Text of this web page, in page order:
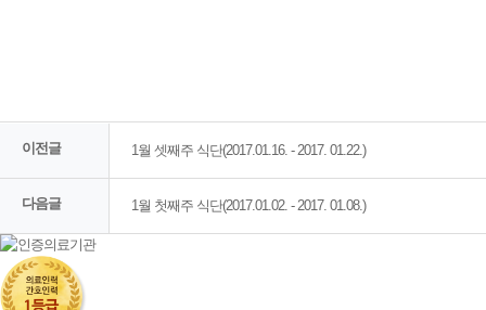
이전글 1월 셋째주 식단(2017.01.16. - 2017. 01.22.)
다음글 1월 첫째주 식단(2017.01.02. - 2017. 01.08.)